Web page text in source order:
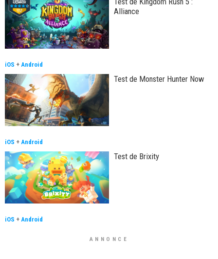
Alliance
iOS + Android
Test de Monster Hunter Now
iOS + Android
Test de Brixity
iOS + Android
ANNONCE